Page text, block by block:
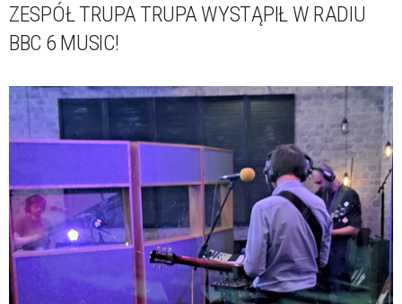
ZESPÓŁ TRUPA TRUPA WYSTĄPIŁ W RADIU
BBC 6 MUSIC!